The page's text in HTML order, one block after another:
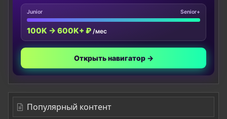
Junior Senior+
100K → 600K+ ₽ /мес
Открыть навигатор →
Популярный контент